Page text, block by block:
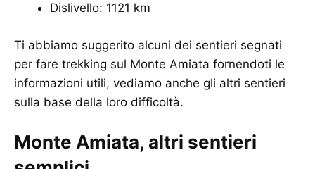
Dislivello: 1121 km
Ti abbiamo suggerito alcuni dei sentieri segnati
per fare trekking sul Monte Amiata fornendoti le
informazioni utili, vediamo anche gli altri sentieri
sulla base della loro difficoltà.
Monte Amiata, altri sentieri